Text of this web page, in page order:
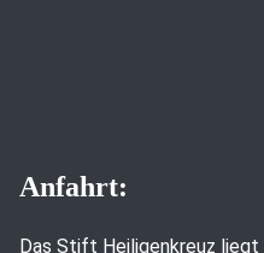
Anfahrt:
Das Stift Heiligenkreuz liegt